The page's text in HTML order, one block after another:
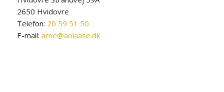
2650 Hvidovre
Telefon: 20 59 51 50
E-mail: arne@aolaase.dk